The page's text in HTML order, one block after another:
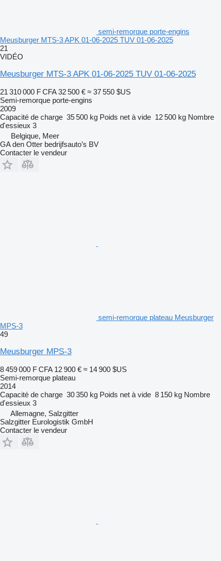
semi-remorque porte-engins
Meusburger MTS-3 APK 01-06-2025 TUV 01-06-2025
21
VIDÉO
Meusburger MTS-3 APK 01-06-2025 TUV 01-06-2025
21 310 000 F CFA 32 500 € ≈ 37 550 $US
Semi-remorque porte-engins
2009
Capacité de charge 35 500 kg Poids net à vide 12 500 kg Nombre
d'essieux 3
Belgique, Meer
GA den Otter bedrijfsauto’s BV
Contacter le vendeur
semi-remorque plateau Meusburger
MPS-3
49
Meusburger MPS-3
8 459 000 F CFA 12 900 € ≈ 14 900 $US
Semi-remorque plateau
2014
Capacité de charge 30 350 kg Poids net à vide 8 150 kg Nombre
d'essieux 3
Allemagne, Salzgitter
Salzgitter Eurologistik GmbH
Contacter le vendeur